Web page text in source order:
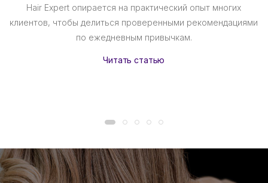
Hair Expert опирается на практический опыт многих
клиентов, чтобы делиться проверенными рекомендациями
по ежедневным привычкам.
Читать статью